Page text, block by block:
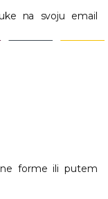
na svoju email
forme ili putem